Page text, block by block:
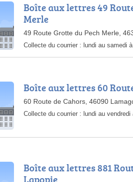
Boîte aux lettres 49
Merle
49 Route Grotte du Pech Merle,
Collecte du courrier : lundi au samedi
Boîte aux lettres 60
60 Route de Cahors, 46090
Collecte du courrier : lundi au vendredi
Boîte aux lettres 881
Lapopie